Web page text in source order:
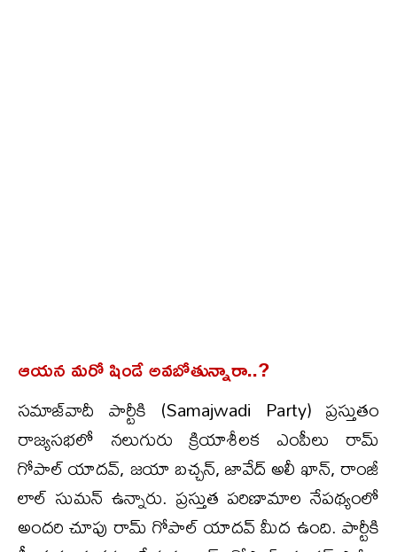
ఆయన మరో షిండే అవబోతున్నారా..?
సమాజ్‌వాదీ పార్టీకి (Samajwadi Party) ప్రస్తుతం
రాజ్యసభలో నలుగురు క్రియాశీలక ఎంపీలు రామ్
గోపాల్ యాదవ్, జయా బచ్చన్, జావేద్ అలీ ఖాన్, రాంజీ
లాల్ సుమన్ ఉన్నారు. ప్రస్తుత పరిణామాల నేపథ్యంలో
అందరి చూపు రామ్ గోపాల్ యాదవ్ మీద ఉంది. పార్టీకి